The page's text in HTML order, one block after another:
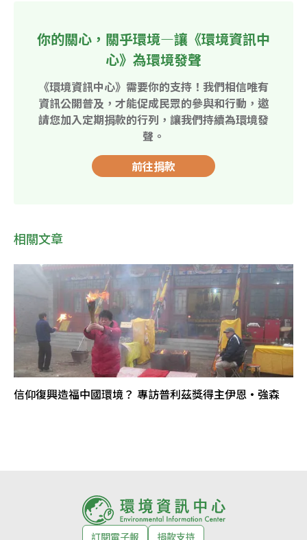
你的關心，關乎環境—讓《環境資訊中
心》為環境發聲
《環境資訊中心》需要你的支持！我們相信唯有
資訊公開普及，才能促成民眾的參與和行動，邀
請您加入定期捐款的行列，讓我們持續為環境發
聲。
前往捐款
相關文章
信仰復興造福中國環境？ 專訪普利茲獎得主伊恩·強森
訂閱電子報 捐款支持